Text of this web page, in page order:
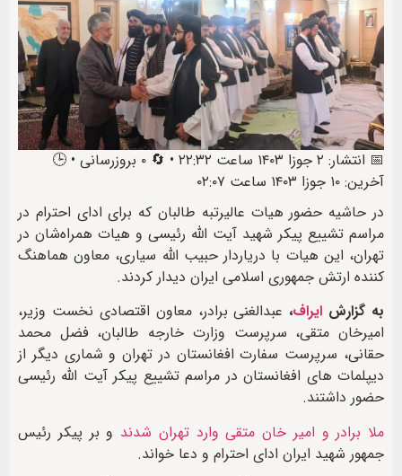
📅 انتشار: ۲ جوزا ۱۴۰۳ ساعت ۲۲:۳۲ • 🔄 ۰ بروزرسانی • 🕒
آخرین: ۱۰ جوزا ۱۴۰۳ ساعت ۰۲:۰۷
در حاشیه حضور هیات عالیرتبه طالبان که برای ادای احترام در
مراسم تشییع پیکر شهید آیت الله رئیسی و هیات همراه‌شان در
تهران، این هیات با دریاردار حبیب الله سیاری، معاون هماهنگ
کننده ارتش جمهوری اسلامی ایران دیدار کردند.
به گزارش ایراف، عبدالغنی برادر، معاون اقتصادی نخست وزیر،
امیرخان متقی، سرپرست وزارت خارجه طالبان، فضل محمد
حقانی، سرپرست سفارت افغانستان در تهران و شماری دیگر از
دیپلمات های افغانستان در مراسم تشییع پیکر آیت الله رئیسی
حضور داشتند.
ملا برادر و امیر خان متقی وارد تهران شدند و بر پیکر رئیس
جمهور شهید ایران ادای احترام و دعا خواند.